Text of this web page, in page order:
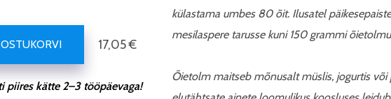
17,05 €
piires kätte 2–3 tööpäevaga!
külastama umbes 80 õit. Ilusatel
mesilaspere tarusse kuni 150 grammi
Õietolm maitseb mõnusalt müslis, jogurtis